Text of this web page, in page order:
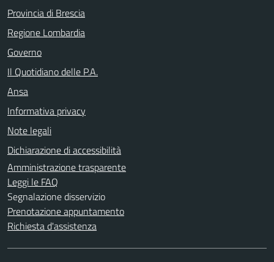
Provincia di Brescia
Regione Lombardia
Governo
Il Quotidiano delle P.A.
Ansa
Informativa privacy
Note legali
Dichiarazione di accessibilità
Amministrazione trasparente
Leggi le FAQ
Segnalazione disservizio
Prenotazione appuntamento
Richiesta d'assistenza